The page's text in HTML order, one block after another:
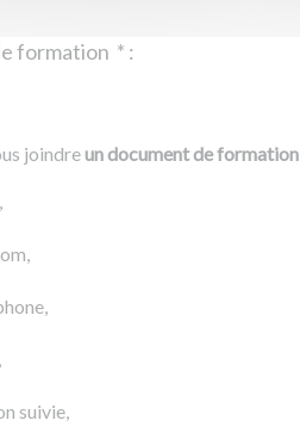
* :
joindreun document de formation
suivie,